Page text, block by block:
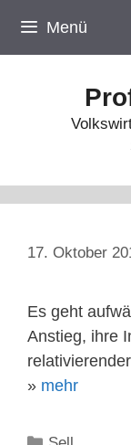
Inhalt
springen
Menü
17. Oktober
Es geht
Anstieg, ihre
» mehr
Kategorien